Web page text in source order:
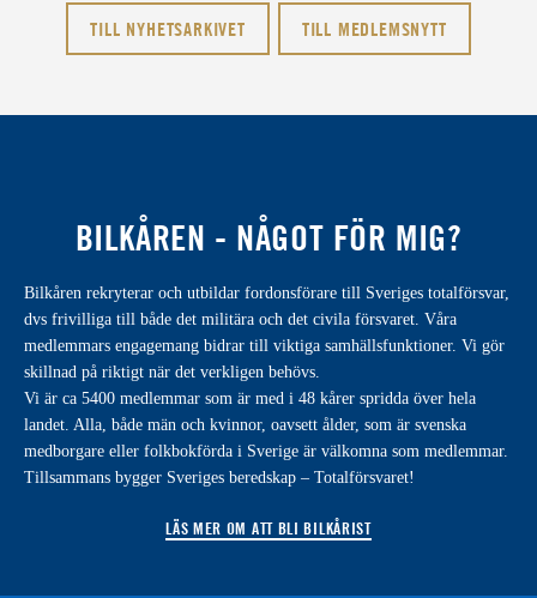
TILL NYHETSARKIVET TILL MEDLEMSNYTT
BILKÅREN - NÅGOT FÖR MIG?
Bilkåren rekryterar och utbildar fordonsförare till Sveriges totalförsvar,
dvs frivilliga till både det militära och det civila försvaret. Våra
medlemmars engagemang bidrar till viktiga samhällsfunktioner. Vi gör
skillnad på riktigt när det verkligen behövs.
Vi är ca 5400 medlemmar som är med i 48 kårer spridda över hela
landet. Alla, både män och kvinnor, oavsett ålder, som är svenska
medborgare eller folkbokförda i Sverige är välkomna som medlemmar.
Tillsammans bygger Sveriges beredskap – Totalförsvaret!
LÄS MER OM ATT BLI BILKÅRIST